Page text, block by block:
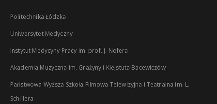
Politechnika Łódzka
Uniwersytet Medyczny
Instytut Medycyny Pracy im. prof. J. Nofera
Akademia Muzyczna im. Grażyny i Kiejstuta Bacewiczów
Państwowa Wyższa Szkoła Filmowa Telewizyjna i Teatralna im. L.
Schillera